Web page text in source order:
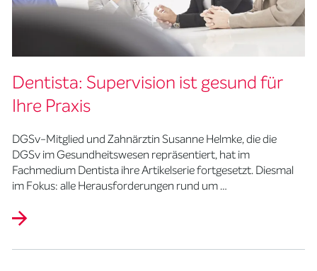
Dentista: Supervision ist gesund für
Ihre Praxis
DGSv-Mitglied und Zahnärztin Susanne Helmke, die die
DGSv im Gesundheitswesen repräsentiert, hat im
Fachmedium Dentista ihre Artikelserie fortgesetzt. Diesmal
im Fokus: alle Herausforderungen rund um …